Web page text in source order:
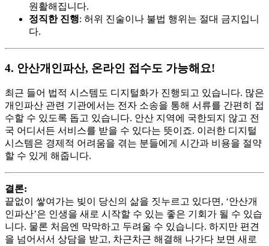
원활해집니다.
정직한 진행: 허위 진술이나 불법 행위는 절대 금지입니
다.
4. 안산개인파산, 온라인 접수도 가능해요!
최근 들어 법적 시스템도 디지털화가 진행되고 있습니다. 많은
개인파산 관련 기관에서는 전자 소송을 통해 서류를 간편히 접
수할 수 있도록 돕고 있습니다. 안산 지역에 국한되지 않고 전
국 어디서든 서비스를 받을 수 있다는 뜻이죠. 이러한 디지털
시스템은 경제적 어려움을 겪는 분들에게 시간과 비용을 절약
할 수 있게 해줍니다.
결론:
끝없이 쌓여가는 빚이 당신의 삶을 짓누르고 있다면, ‘안산개
인파산’은 인생을 새로 시작할 수 있는 좋은 기회가 될 수 있습
니다. 물론 처음엔 막막하고 두려울 수 있습니다. 하지만 편견
을 넘어서서 상담을 받고, 차근차근 해결해 나가다 보면 새로